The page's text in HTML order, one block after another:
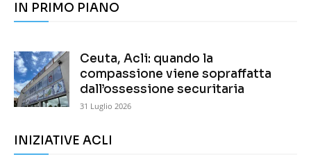
IN PRIMO PIANO
Ceuta, Acli: quando la
compassione viene sopraffatta
dall’ossessione securitaria
31 Luglio 2026
INIZIATIVE ACLI